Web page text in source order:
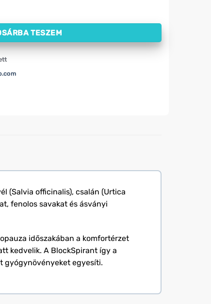
Activlab Pharma (30 tabletta) mennyiség
TESZEM
(Salvia officinalis), csalán (Urtica
fenolos savakat és ásványi
időszakában a komfortérzet
kedvelik. A BlockSpirant így a
gyógynövényeket egyesíti.